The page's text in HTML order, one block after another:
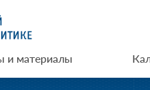
и материалы